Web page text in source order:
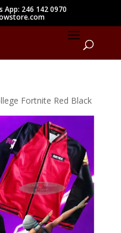
App: 246 142 0970
Fortnite Red Black